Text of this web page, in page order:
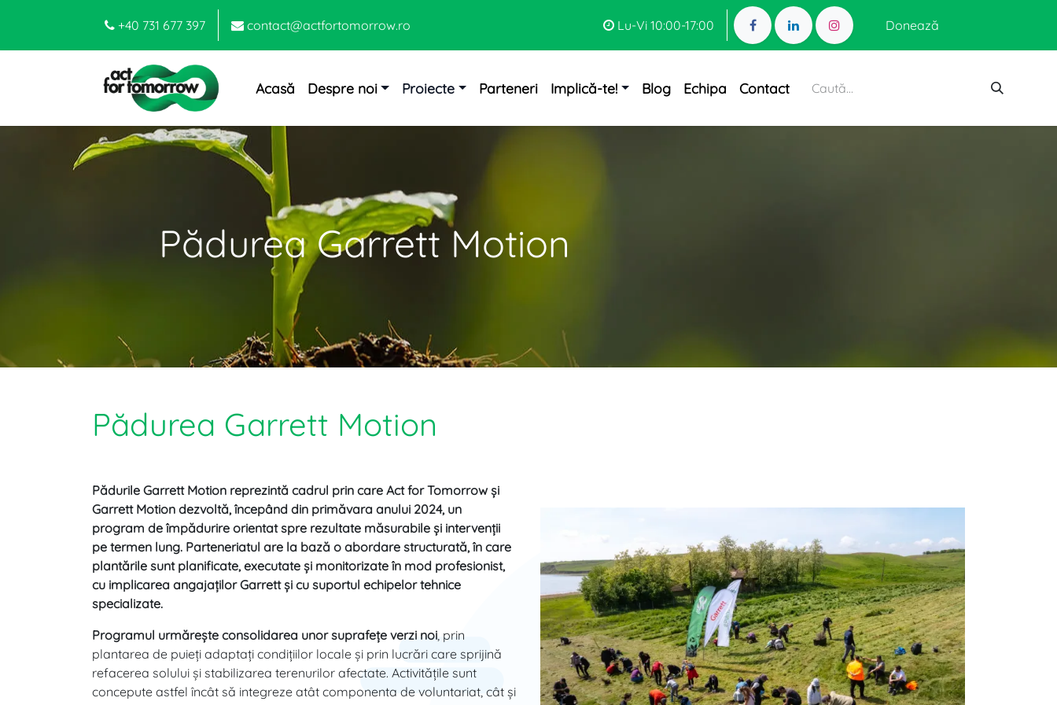
+40 731 677 397 contact@actfortomorrow.ro Lu-Vi 10:00-17:00 Donează
Acasă Despre noi Proiecte Parteneri Implică-te! Blog Echipa Contact
Pădurea Garrett Motion
Pădurea Garrett Motion
Pădurile Garrett Motion reprezintă cadrul prin care Act for Tomorrow și
Garrett Motion dezvoltă, începând din primăvara anului 2024, un
program de împădurire orientat spre rezultate măsurabile și intervenții
pe termen lung. Parteneriatul are la bază o abordare structurată, în care
plantările sunt planificate, executate și monitorizate în mod profesionist,
cu implicarea angajaților Garrett și cu suportul echipelor tehnice
specializate.
Programul urmărește consolidarea unor suprafețe verzi noi, prin
plantarea de puieți adaptați condițiilor locale și prin lucrări care sprijină
refacerea solului și stabilizarea terenurilor afectate. Activitățile sunt
concepute astfel încât să integreze atât componenta de voluntariat, cât și